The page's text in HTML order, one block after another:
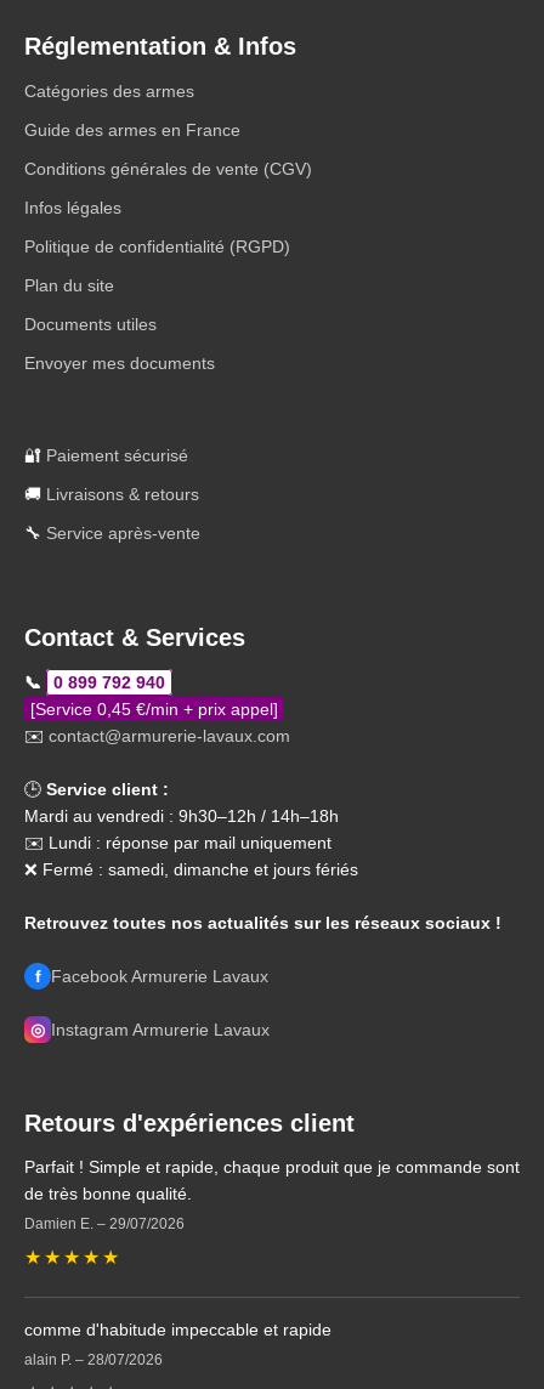
Réglementation & Infos
Catégories des armes
Guide des armes en France
Conditions générales de vente (CGV)
Infos légales
Politique de confidentialité (RGPD)
Plan du site
Documents utiles
Envoyer mes documents
🔐 Paiement sécurisé
🚚 Livraisons & retours
🔧 Service après-vente
Contact & Services
📞
0 899 792 940
[Service 0,45 €/min + prix appel]
✉️ contact@armurerie-lavaux.com
🕒 Service client :
Mardi au vendredi : 9h30–12h / 14h–18h
✉️ Lundi : réponse par mail uniquement
❌ Fermé : samedi, dimanche et jours fériés
Retrouvez toutes nos actualités sur les réseaux sociaux !
f Facebook Armurerie Lavaux
◎ Instagram Armurerie Lavaux
Retours d'expériences client
Parfait ! Simple et rapide, chaque produit que je commande sont
de très bonne qualité.
Damien E. – 29/07/2026
★ ★ ★ ★ ★
comme d'habitude impeccable et rapide
alain P. – 28/07/2026